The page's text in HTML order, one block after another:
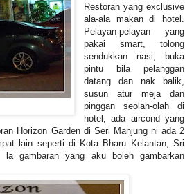
Restoran yang exclusive
ala-ala makan di hotel.
Pelayan-pelayan yang
pakai smart, tolong
sendukkan nasi, buka
pintu bila pelanggan
datang dan nak balik,
susun atur meja dan
pinggan seolah-olah di
hotel, ada aircond yang
Horizon Garden di Seri Manjung ni ada 2
lain seperti di Kota Bharu Kelantan, Sri
gambaran yang aku boleh gambarkan